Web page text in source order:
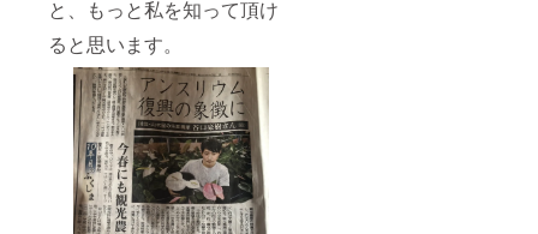
と、もっと私を知って頂け
ると思います。